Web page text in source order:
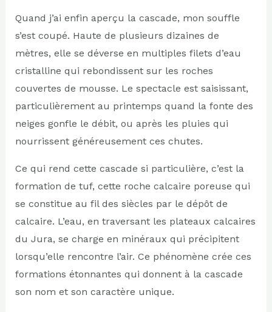
Quand j’ai enfin aperçu la cascade, mon souffle
s’est coupé. Haute de plusieurs dizaines de
mètres, elle se déverse en multiples filets d’eau
cristalline qui rebondissent sur les roches
couvertes de mousse. Le spectacle est saisissant,
particulièrement au printemps quand la fonte des
neiges gonfle le débit, ou après les pluies qui
nourrissent généreusement ces chutes.
Ce qui rend cette cascade si particulière, c’est la
formation de tuf, cette roche calcaire poreuse qui
se constitue au fil des siècles par le dépôt de
calcaire. L’eau, en traversant les plateaux calcaires
du Jura, se charge en minéraux qui précipitent
lorsqu’elle rencontre l’air. Ce phénomène crée ces
formations étonnantes qui donnent à la cascade
son nom et son caractère unique.